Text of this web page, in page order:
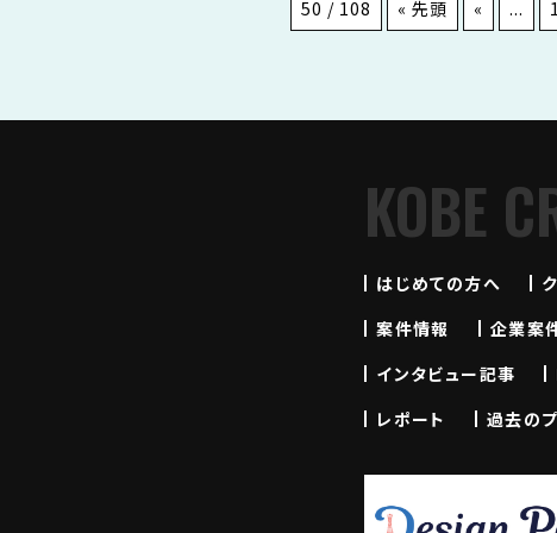
50 / 108 « 先頭 « ...
KOBE
はじめての方へ
案件情報
企業案
インタビュー記事
レポート
過去の